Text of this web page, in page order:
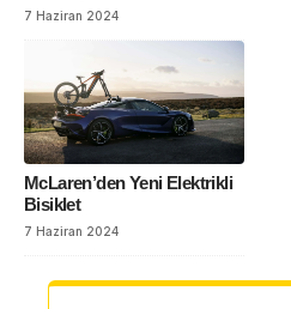
7 Haziran 2024
McLaren’den Yeni Elektrikli
Bisiklet
7 Haziran 2024